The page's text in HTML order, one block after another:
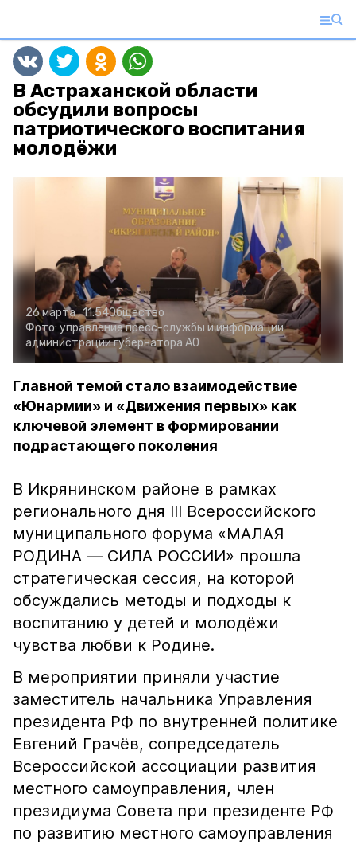
В Астраханской области
обсудили вопросы
патриотического воспитания
молодёжи
26 марта , 11:54Общество
Фото: управление пресс-службы и информации
администрации губернатора АО
Главной темой стало взаимодействие
«Юнармии» и «Движения первых» как
ключевой элемент в формировании
подрастающего поколения
В Икрянинском районе в рамках
регионального дня III Всероссийского
муниципального форума «МАЛАЯ
РОДИНА — СИЛА РОССИИ» прошла
стратегическая сессия, на которой
обсуждались методы и подходы к
воспитанию у детей и молодёжи
чувства любви к Родине.
В мероприятии приняли участие
заместитель начальника Управления
президента РФ по внутренней политике
Евгений Грачёв, сопредседатель
Всероссийской ассоциации развития
местного самоуправления, член
президиума Совета при президенте РФ
по развитию местного самоуправления